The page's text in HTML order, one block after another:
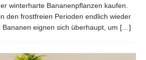
winterharte Bananenpflanzen kaufen.
den frostfreien Perioden endlich wieder
Bananen eignen sich überhaupt, um […]